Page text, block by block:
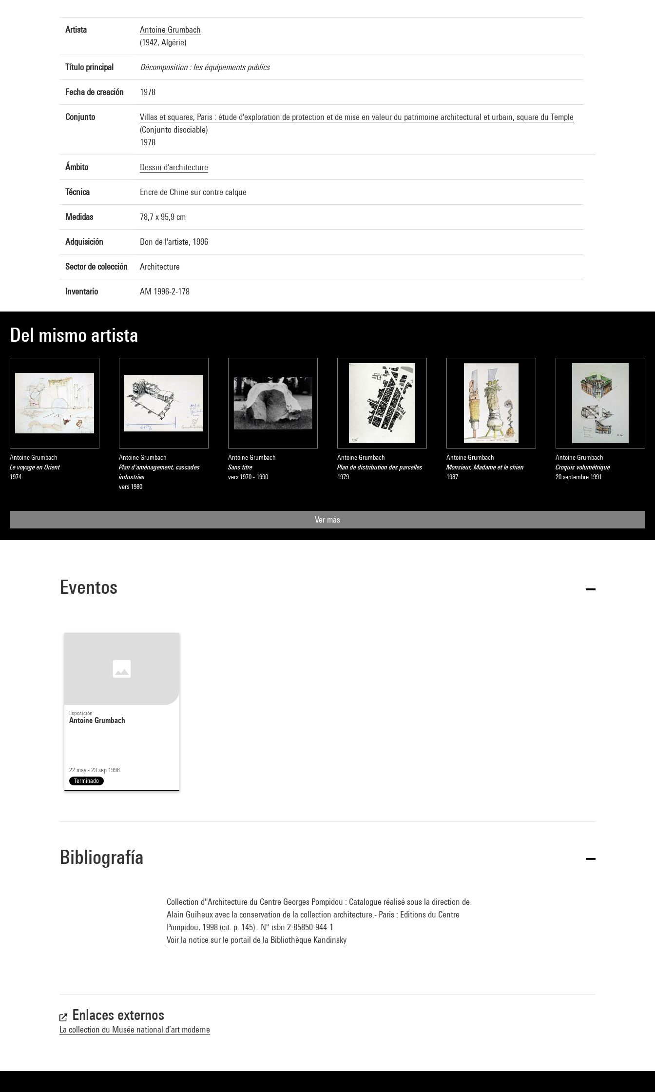
Artista
Antoine Grumbach
(1942, Algérie)
Título principal Décomposition : les équipements publics
Fecha de creación 1978
Conjunto
Villas et squares, Paris : étude d'exploration de protection et de mise en valeur du patrimoine architectural et urbain, square du Temple
(Conjunto disociable)
1978
Ámbito Dessin d'architecture
Técnica Encre de Chine sur contre calque
Medidas 78,7 x 95,9 cm
Adquisición Don de l'artiste, 1996
Sector de colección Architecture
Inventario AM 1996-2-178
Del mismo artista
Antoine Grumbach
Le voyage en Orient
1974
Antoine Grumbach
Plan d'aménagement, cascades
industries
vers 1980
Antoine Grumbach
Sans titre
vers 1970 - 1990
Antoine Grumbach
Plan de distribution des parcelles
1979
Antoine Grumbach
Monsieur, Madame et le chien
1987
Antoine Grumbach
Croquis volumétrique
20 septembre 1991
Ver más
Eventos
Exposición
Antoine Grumbach
22 may - 23 sep 1996
Terminado
Bibliografía
Collection d''Architecture du Centre Georges Pompidou : Catalogue réalisé sous la direction de
Alain Guiheux avec la conservation de la collection architecture.- Paris : Editions du Centre
Pompidou, 1998 (cit. p. 145) . N° isbn 2-85850-944-1
Voir la notice sur le portail de la Bibliothèque Kandinsky
Enlaces externos
La collection du Musée national d’art moderne